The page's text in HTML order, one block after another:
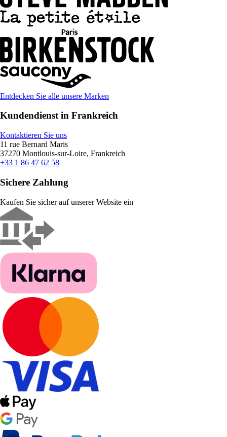
Entdecken Sie alle unsere Marken
Kundendienst in Frankreich
Kontaktieren Sie uns
11 rue Bernard Maris
37270 Montlouis-sur-Loire, Frankreich
+33 1 86 47 62 58
Sichere Zahlung
Kaufen Sie sicher auf unserer Website ein